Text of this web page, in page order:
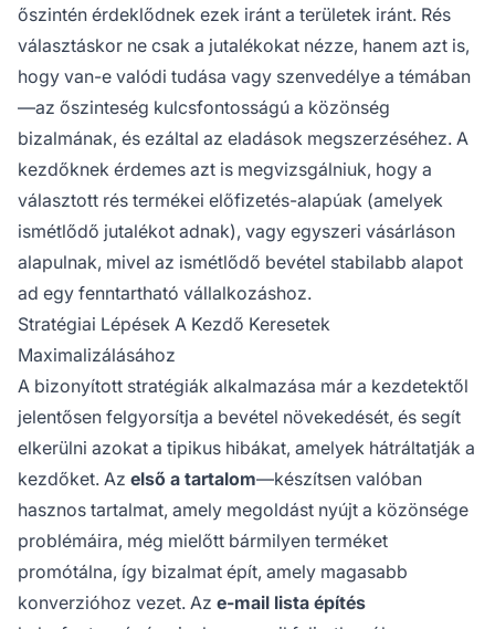
őszintén érdeklődnek ezek iránt a területek iránt. Rés
választáskor ne csak a jutalékokat nézze, hanem azt is,
hogy van-e valódi tudása vagy szenvedélye a témában
—az őszinteség kulcsfontosságú a közönség
bizalmának, és ezáltal az eladások megszerzéséhez. A
kezdőknek érdemes azt is megvizsgálniuk, hogy a
választott rés termékei előfizetés-alapúak (amelyek
ismétlődő jutalékot adnak), vagy egyszeri vásárláson
alapulnak, mivel az ismétlődő bevétel stabilabb alapot
ad egy fenntartható vállalkozáshoz.
Stratégiai Lépések A Kezdő Keresetek
Maximalizálásához
A bizonyított stratégiák alkalmazása már a kezdetektől
jelentősen felgyorsítja a bevétel növekedését, és segít
elkerülni azokat a tipikus hibákat, amelyek hátráltatják a
kezdőket. Az első a tartalom—készítsen valóban
hasznos tartalmat, amely megoldást nyújt a közönsége
problémáira, még mielőtt bármilyen terméket
promótálna, így bizalmat épít, amely magasabb
konverzióhoz vezet. Az e-mail lista építés